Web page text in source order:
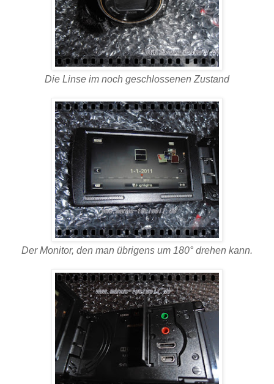
Die Linse im noch geschlossenen Zustand
Der Monitor, den man übrigens um 180° drehen kann.